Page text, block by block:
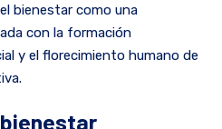
bienestar como una
con la formación
y el florecimiento humano de